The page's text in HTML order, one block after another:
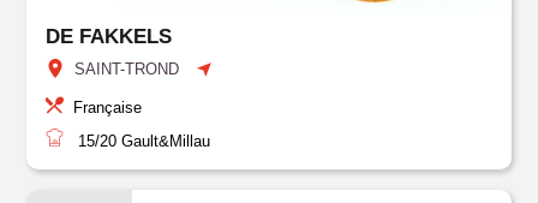
DE FAKKELS
SAINT-TROND
Française
15/20 Gault&Millau